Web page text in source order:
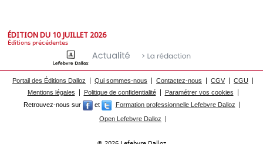
ÉDITION DU 10 JUILLET 2026
Éditions précédentes
Portail des Éditions Dalloz Qui sommes-nous Contactez-nous CGV
CGU
Mentions légales
Politique de confidentialité
Paramétrer vos cookies
Retrouvez-nous sur
et
Formation professionnelle Lefebvre Dalloz
Open Lefebvre Dalloz